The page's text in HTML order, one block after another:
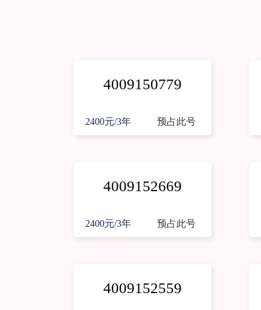
4009150779
2400元/3年 预占此号
4009152669
2400元/3年 预占此号
4009152559